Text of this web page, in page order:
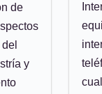
de
y